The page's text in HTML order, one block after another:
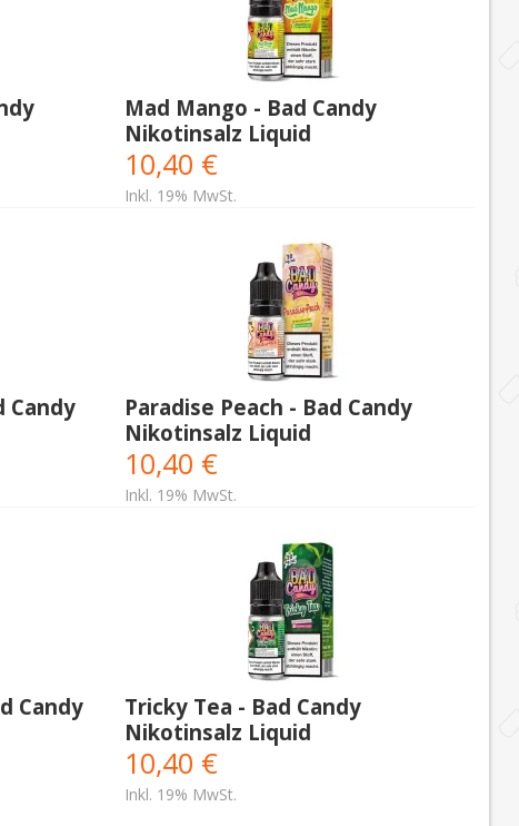
Mad Mango - Bad Candy
Nikotinsalz Liquid
10,40 €
Inkl. 19% MwSt.
Candy
Paradise Peach - Bad Candy
Nikotinsalz Liquid
10,40 €
Inkl. 19% MwSt.
Candy
Tricky Tea - Bad Candy
Nikotinsalz Liquid
10,40 €
Inkl. 19% MwSt.